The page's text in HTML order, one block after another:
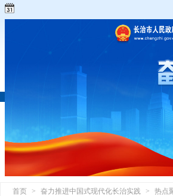
首页 > 奋力推进中国式现代化长治实践 > 热点